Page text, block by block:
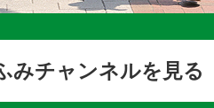
みチャンネルを見る